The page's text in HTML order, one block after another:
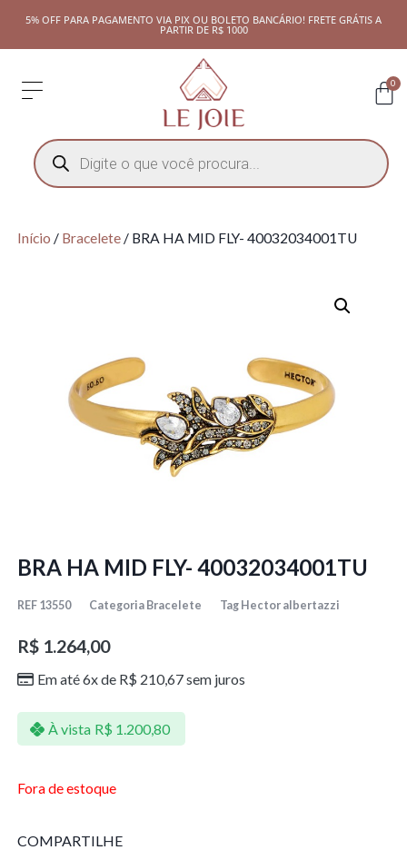
5% OFF PARA PAGAMENTO VIA PIX OU BOLETO BANCÁRIO! FRETE GRÁTIS A
PARTIR DE R$ 1000
0
Início / Bracelete/ BRA HA MID FLY- 40032034001TU
BRA HA MID FLY- 40032034001TU
REF 13550 Categoria Bracelete Tag Hector albertazzi
R$1.264,00
Em até 6x de R$ 210,67sem juros
À vista R$ 1.200,80
Fora de estoque
COMPARTILHE